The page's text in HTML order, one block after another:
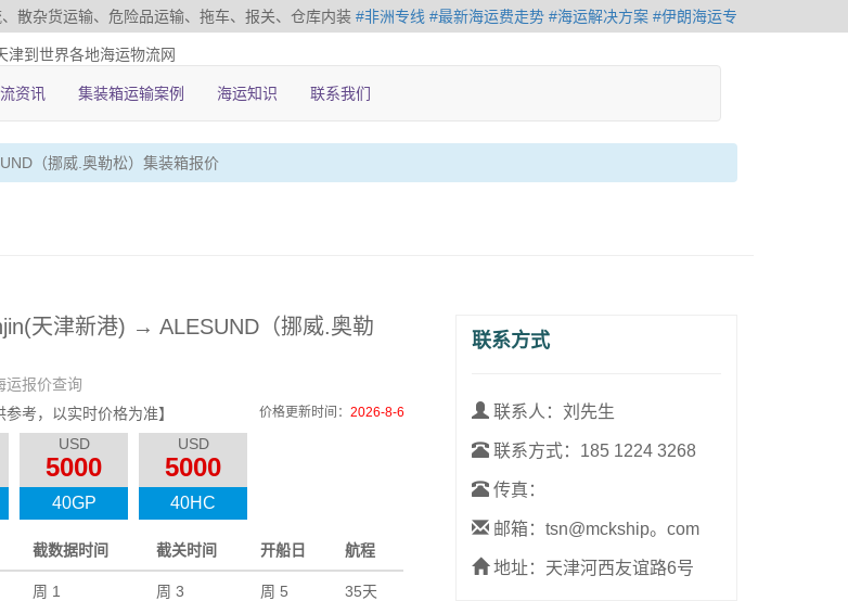
散杂货运输、危险品运输、拖车、报关、仓库内装 #非洲专线 #最新海运费走势 #海运解决方案 #伊朗海运专
到世界各地海运物流网
资讯 集装箱运输案例 海运知识 联系我们
（挪威.奥勒松）集装箱报价
天津新港) → ALESUND（挪威.奥勒
运报价查询
参考，以实时价格为准】 价格更新时间： 2026-8-6
USD
5000
40GP
USD
5000
40HC
截数据时间 截关时间 开船日 航程
周 1 周 3 周 5 35天
联系方式
联系人：刘先生
联系方式： 185 1224 3268
传真：
邮箱：tsn@mckship。com
地址：天津河西友谊路6号